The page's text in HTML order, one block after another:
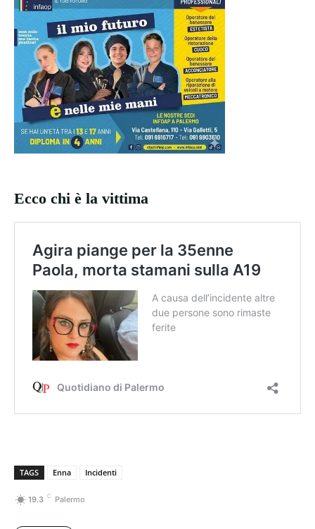
Ecco chi è la vittima
TAGS Enna Incidenti
19.3 C Palermo